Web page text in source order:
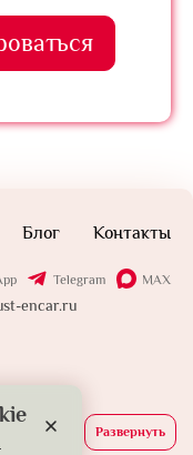
Блог Контакты
Telegram MAX
encar.ru
Развернуть